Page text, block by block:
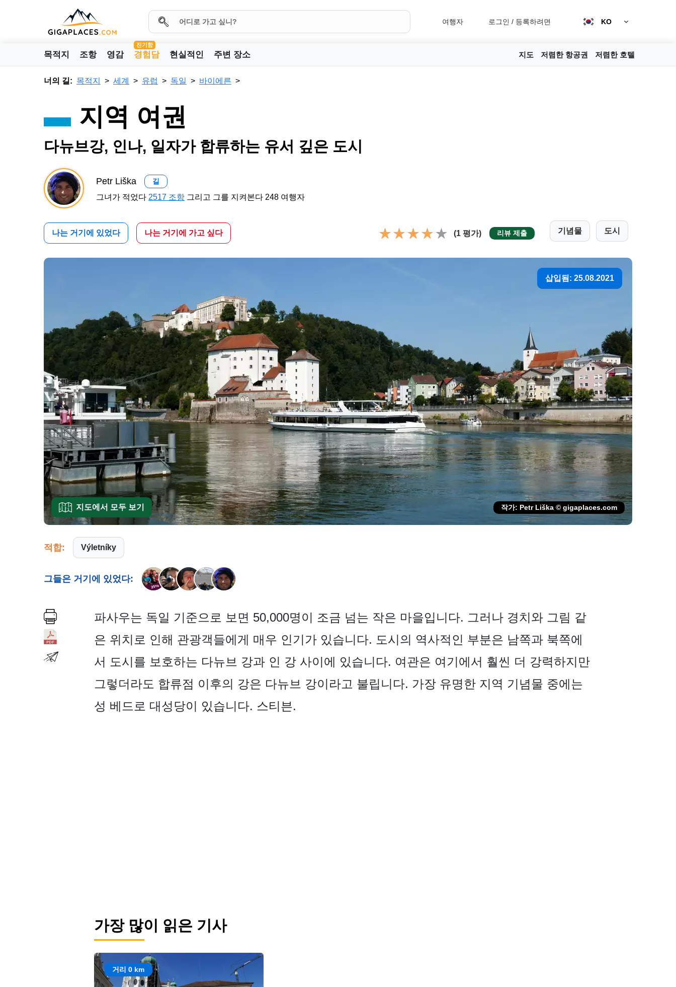
여행자 로그인 / 등록하려면 KO
목적지 조항 영감
진기함
경험담 현실적인 주변 장소 지도 저렴한 항공권 저렴한 호텔
너의 길: 목적지 세계 유럽 독일 바이에른
지역 여권
다뉴브강, 인나, 일자가 합류하는 유서 깊은 도시
Petr Liška 길
그녀가 적었다 2517 조항 그리고 그를 지켜본다 248 여행자
나는 거기에 있었다 나는 거기에 가고 싶다 (1 평가) 리뷰 제출 기념물 도시
삽입됨: 25.08.2021
지도에서 모두 보기 작가: Petr Liška © gigaplaces.com
적합: Výletníky
그들은 거기에 있었다:
파사우는 독일 기준으로 보면 50,000명이 조금 넘는 작은 마을입니다. 그러나 경치와 그림 같
은 위치로 인해 관광객들에게 매우 인기가 있습니다. 도시의 역사적인 부분은 남쪽과 북쪽에
서 도시를 보호하는 다뉴브 강과 인 강 사이에 있습니다. 여관은 여기에서 훨씬 더 강력하지만
그렇더라도 합류점 이후의 강은 다뉴브 강이라고 불립니다. 가장 유명한 지역 기념물 중에는
성 베드로 대성당이 있습니다. 스티븐.
가장 많이 읽은 기사
거리 0 km